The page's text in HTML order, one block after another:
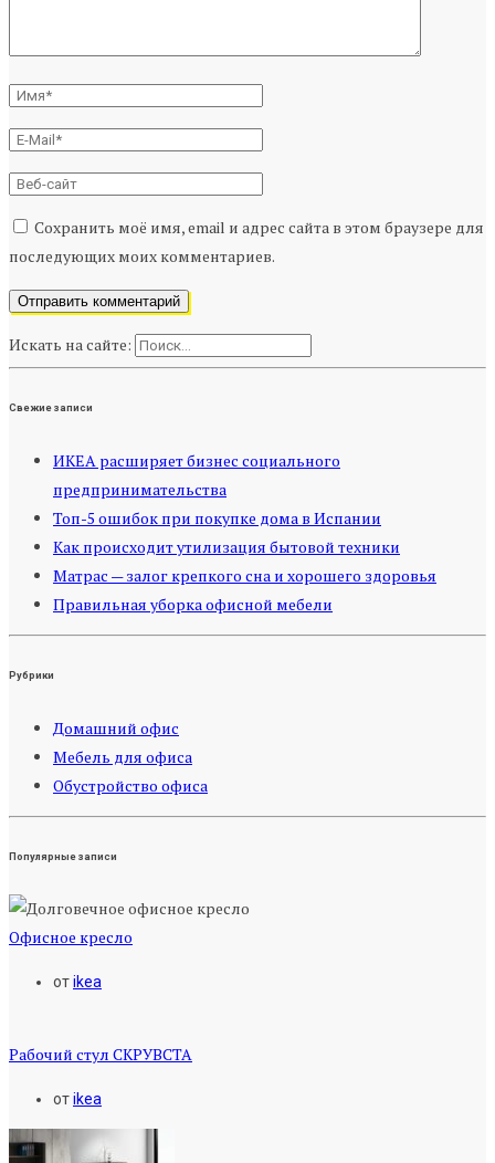
Сохранить моё имя, email и адрес сайта в этом браузере для
последующих моих комментариев.
Искать на сайте:
Свежие записи
ИКЕА расширяет бизнес социального
предпринимательства
Топ-5 ошибок при покупке дома в Испании
Как происходит утилизация бытовой техники
Матрас — залог крепкого сна и хорошего здоровья
Правильная уборка офисной мебели
Рубрики
Домашний офис
Мебель для офиса
Обустройство офиса
Популярные записи
Офисное кресло
отikea
Рабочий стул СКРУВСТА
отikea